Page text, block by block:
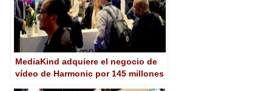
MediaKind adquiere el negocio de
vídeo de Harmonic por 145 millones